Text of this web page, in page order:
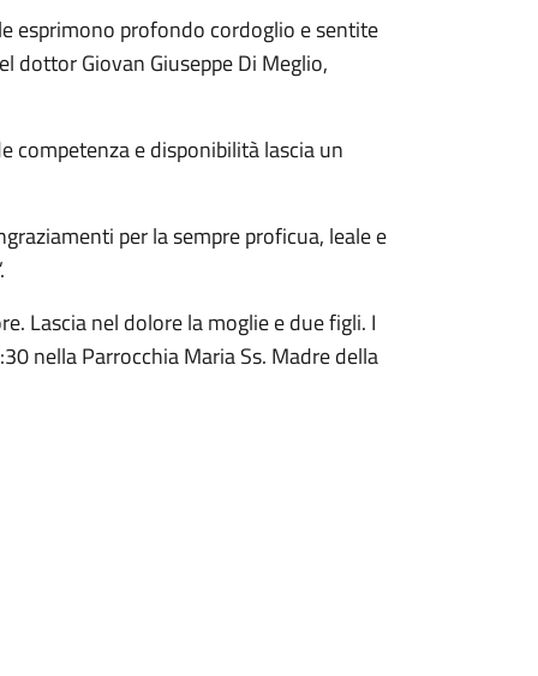
esprimono profondo cordoglio e sentite
dottor Giovan Giuseppe Di Meglio,
competenza e disponibilità lascia un
per la sempre proficua, leale e
Lascia nel dolore la moglie e due figli. I
nella Parrocchia Maria Ss. Madre della